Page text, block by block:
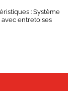
: Système
avec entretoises